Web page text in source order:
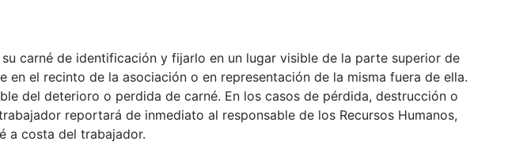
carné de identificación y fijarlo en un lugar visible de la parte superior de
en el recinto de la asociación o en representación de la misma fuera de ella.
del deterioro o perdida de carné. En los casos de pérdida, destrucción o
reportará de inmediato al responsable de los Recursos Humanos,
a costa del trabajador.